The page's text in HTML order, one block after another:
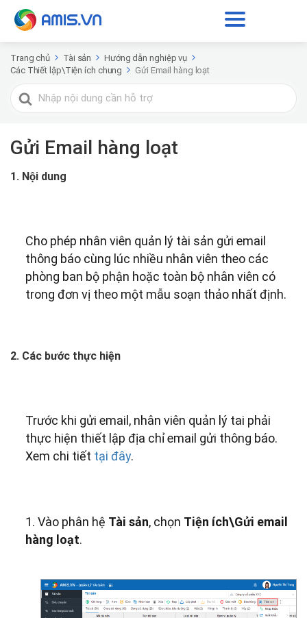
Trang chủ Tài sản
Hướng dẫn nghiệp vụ
Các Thiết lập\Tiện ích chung
Gửi Email hàng loạt
Tìm
kiếm
Gửi Email hàng loạt
1. Nội dung
Cho phép nhân viên quản lý tài sản gửi email
thông báo cùng lúc nhiều nhân viên theo các
phòng ban bộ phận hoặc toàn bộ nhân viên có
trong đơn vị theo một mẫu soạn thảo nhất định.
2. Các bước thực hiện
Trước khi gửi email, nhân viên quản lý tai phải
thực hiện thiết lập địa chỉ email gửi thông báo.
Xem chi tiết tại đây.
1. Vào phân hệ Tài sản, chọn Tiện ích\Gửi email
hàng loạt.